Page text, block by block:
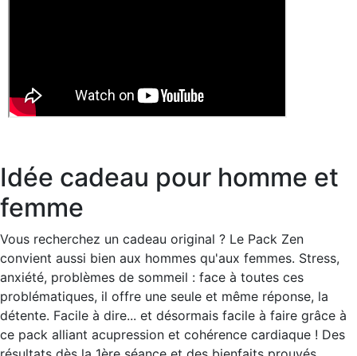
Idée cadeau pour homme et
femme
Vous recherchez un cadeau original ? Le Pack Zen
convient aussi bien aux hommes qu'aux femmes. Stress,
anxiété, problèmes de sommeil : face à toutes ces
problématiques, il offre une seule et même réponse, la
détente. Facile à dire... et désormais facile à faire grâce à
ce pack alliant acupression et cohérence cardiaque ! Des